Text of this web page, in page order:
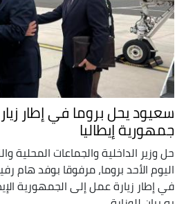
سعيود يحل بروما في إطار
جمهورية إيطاليا
حل وزير الداخلية والجماعات المحلية
اليوم الأحد بروما، مرفوقا بوفد هام
في إطار زيارة عمل إلى الجمهورية